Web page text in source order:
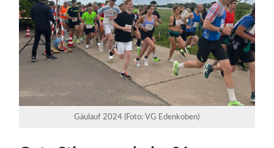
Gäulauf 2024 (Foto: VG Edenkoben)